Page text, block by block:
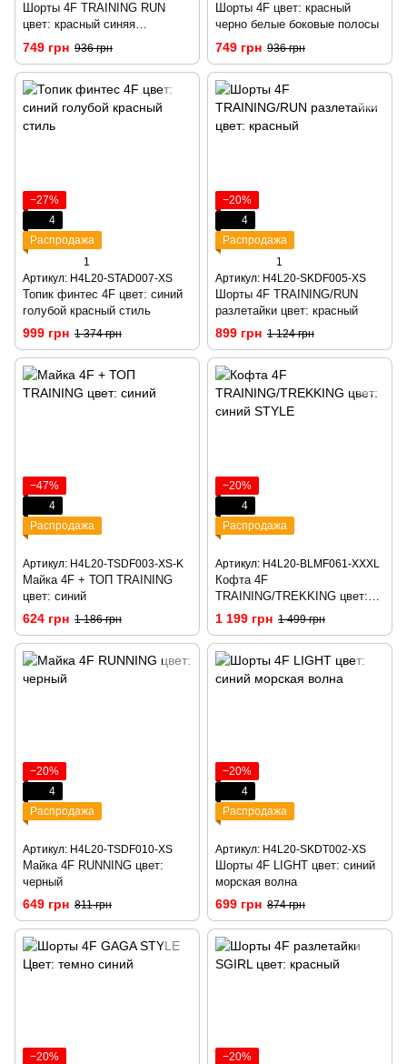
Шорты 4F TRAINING RUN
цвет: красный синяя
оконтовка
749 грн 936 грн
Шорты 4F цвет: красный
черно белые боковые полосы
749 грн 936 грн
−27%
4
Распродажа
1
Артикул: H4L20-STAD007-XS
Топик финтес 4F цвет: синий
голубой красный стиль
999 грн 1 374 грн
−20%
4
Распродажа
1
Артикул: H4L20-SKDF005-XS
Шорты 4F TRAINING/RUN
разлетайки цвет: красный
899 грн 1 124 грн
−47%
4
Распродажа
Артикул: H4L20-TSDF003-XS-K
Майка 4F + ТОП TRAINING
цвет: синий
624 грн 1 186 грн
−20%
4
Распродажа
Артикул: H4L20-BLMF061-XXXL
Кофта 4F
TRAINING/TREKKING цвет:
синий STYLE
1 199 грн 1 499 грн
−20%
4
Распродажа
Артикул: H4L20-TSDF010-XS
Майка 4F RUNNING цвет:
черный
649 грн 811 грн
−20%
4
Распродажа
Артикул: H4L20-SKDT002-XS
Шорты 4F LIGHT цвет: синий
морская волна
699 грн 874 грн
−20%
−20%